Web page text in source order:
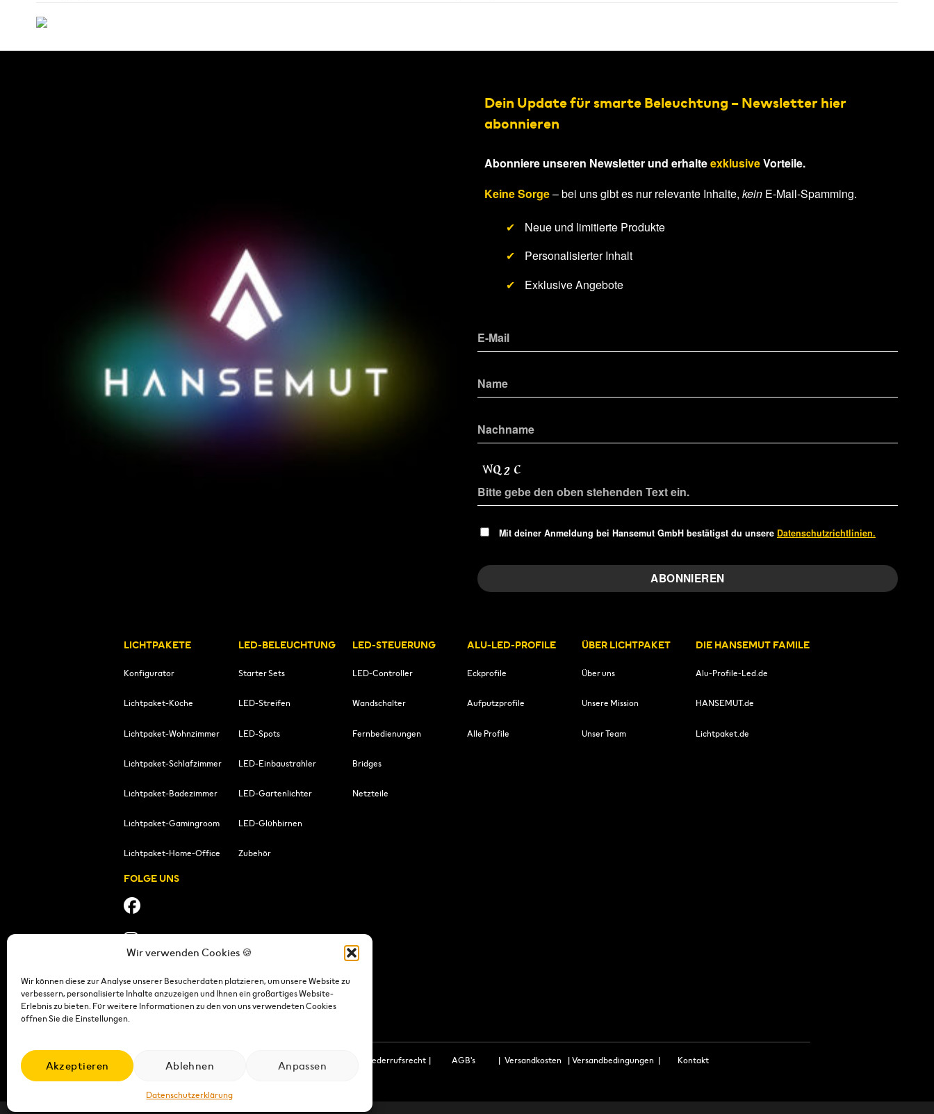
Wir verwenden Cookies 🍪
Wir können diese zur Analyse unserer Besucherdaten platzieren, um unsere Website zu
verbessern, personalisierte Inhalte anzuzeigen und Ihnen ein großartiges Website-
Erlebnis zu bieten. Für weitere Informationen zu den von uns verwendeten Cookies
öffnen Sie die Einstellungen.
Akzeptieren Ablehnen Anpassen
Datenschutzerklärung
Dein Update für smarte Beleuchtung – Newsletter hier
abonnieren
Abonniere unseren Newsletter und erhalteexklusiveVorteile.
Keine Sorge– bei uns gibt es nur relevante Inhalte, kein E-Mail-Spamming.
✔
Neue und limitierte Produkte
✔
Personalisierter Inhalt
✔
Exklusive Angebote
Mit deiner Anmeldung bei Hansemut GmbH bestätigst du unsere Datenschutzrichtlinien.
LICHTPAKETE
Konfigurator
Lichtpaket-Küche
Lichtpaket-Wohnzimmer
Lichtpaket-Schlafzimmer
Lichtpaket-Badezimmer
Lichtpaket-Gamingroom
Lichtpaket-Home-Office
LED-BELEUCHTUNG
Starter Sets
LED-Streifen
LED-Spots
LED-Einbaustrahler
LED-Gartenlichter
LED-Glühbirnen
Zubehör
LED-STEUERUNG
LED-Controller
Wandschalter
Fernbedienungen
Bridges
Netzteile
ALU-LED-PROFILE
Eckprofile
Aufputzprofile
Alle Profile
ÜBER LICHTPAKET
Über uns
Unsere Mission
Unser Team
DIE HANSEMUT FAMILE
Alu-Profile-Led.de
HANSEMUT.de
Lichtpaket.de
FOLGE UNS
Datenschutzerklärung Wiederrufsrecht | AGB's | Versandkosten |Versandbedingungen | Kontakt